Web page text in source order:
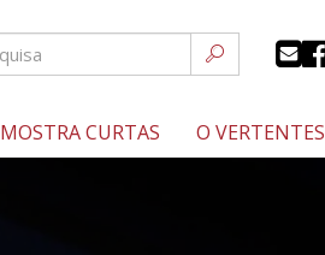
MOSTRA CURTAS O VERTENTES